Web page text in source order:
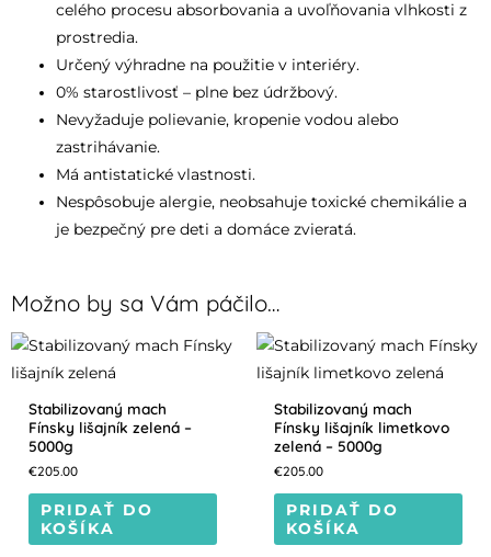
celého procesu absorbovania a uvoľňovania vlhkosti z
prostredia.
Určený výhradne na použitie v interiéry.
0% starostlivosť – plne bez údržbový.
Nevyžaduje polievanie, kropenie vodou alebo
zastrihávanie.
Má antistatické vlastnosti.
Nespôsobuje alergie, neobsahuje toxické chemikálie a
je bezpečný pre deti a domáce zvieratá.
Možno by sa Vám páčilo…
Stabilizovaný mach
Fínsky lišajník zelená –
5000g
€205.00
PRIDAŤ DO
KOŠÍKA
Stabilizovaný mach
Fínsky lišajník limetkovo
zelená – 5000g
€205.00
PRIDAŤ DO
KOŠÍKA